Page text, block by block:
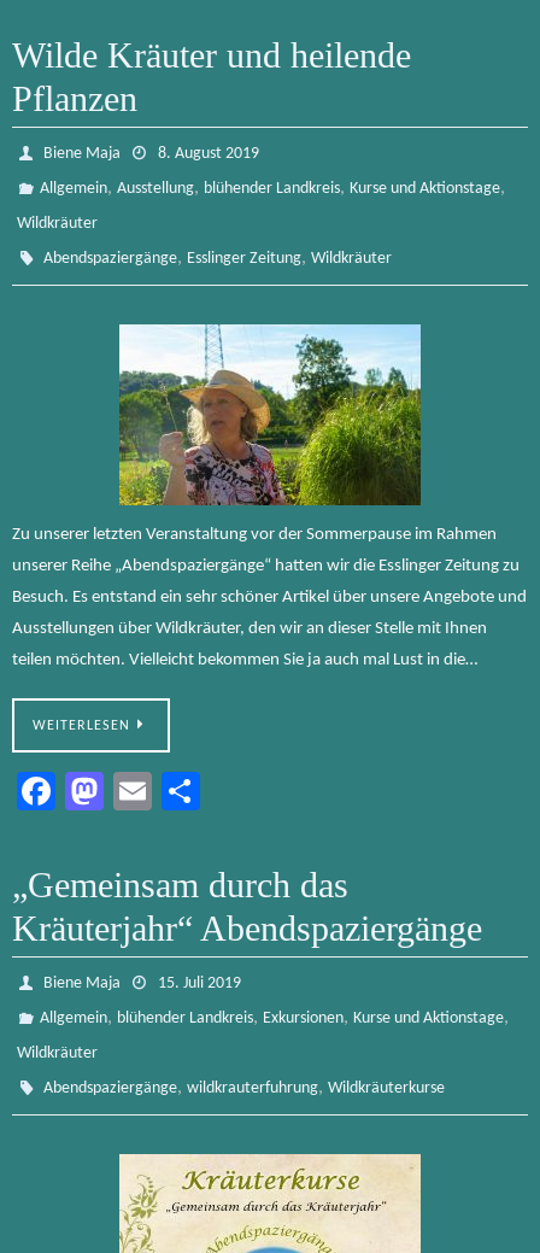
Wilde Kräuter und heilende
Pflanzen
Biene Maja
8. August 2019
Allgemein,Ausstellung, blühender Landkreis,Kurse und Aktionstage,
Wildkräuter
Abendspaziergänge, Esslinger Zeitung,Wildkräuter
Zu unserer letzten Veranstaltung vor der Sommerpause im Rahmen
unserer Reihe „Abendspaziergänge“ hatten wir die Esslinger Zeitung zu
Besuch. Es entstand ein sehr schöner Artikel über unsere Angebote und
Ausstellungen über Wildkräuter, den wir an dieser Stelle mit Ihnen
teilen möchten. Vielleicht bekommen Sie ja auch mal Lust in die…
WEITERLESEN
Fa
o
ok
M
to
d
o
n
E
n
„Gemeinsam durch das
Kräuterjahr“ Abendspaziergänge
Biene Maja
15. Juli 2019
Allgemein, blühender Landkreis, Exkursionen,Kurse und Aktionstage,
Wildkräuter
Abendspaziergänge,wildkrauterfuhrung,Wildkräuterkurse